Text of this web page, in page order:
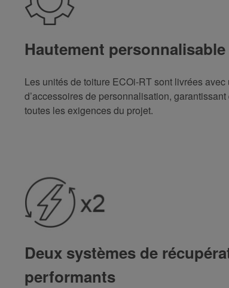
Hautement personnalisable
Les unités de toiture ECOi-RT sont livrées avec
d’accessoires de personnalisation,
toutes les exigences du projet.
Deux systèmes de
performants